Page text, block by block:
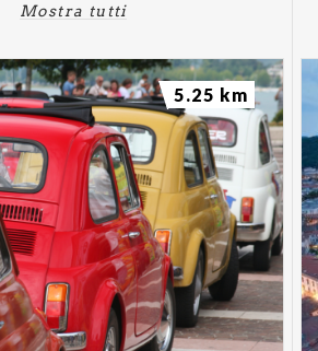
Mostra tutti
5.25 km